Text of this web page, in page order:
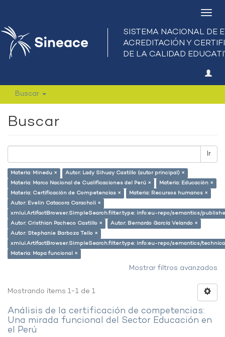
Buscar
Buscar
Ir
Materia: Minedu ×
Autor: Lady Sihuay Castillo (autor principal) ×
Materia: Marco Nacional de Cualificaciones del Perú ×
Materia: Educación ×
Materia: Certificación de Competencias ×
Materia: Recursos humanos ×
Autor: Evelin Catacora Caracholi ×
xmlui.ArtifactBrowser.SimpleSearch.filter.type: info:eu-repo/semantics/
Autor: Cristhian Pacheco Castillo ×
Autor: Bernardo García Velando ×
Autor: Stephanie Barboza Tello ×
xmlui.ArtifactBrowser.SimpleSearch.filter.type: info:eu-repo/semantics/
Materia: Mapa funcional ×
Mostrar filtros avanzados
Mostrando ítems 1-1 de 1
Análisis de la certificación de competencias:
Una mirada funcional del Sector Educación en
el Perú